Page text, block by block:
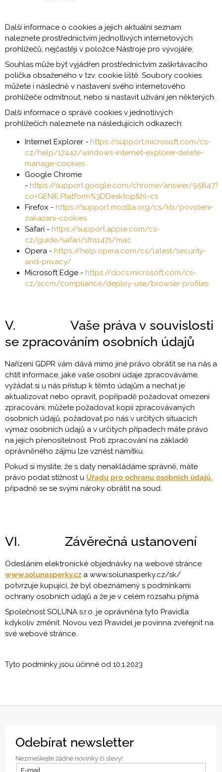
Další informace o cookies a jejich aktuální seznam
naleznete prostřednictvím jednotlivých internetových
prohlížečů, nejčastěji v položce Nástroje pro vývojáře.
Souhlas může být vyjádřen prostřednictvím zaškrtávacího
políčka obsaženého v tzv. cookie liště. Soubory cookies
můžete i následně v nastavení svého internetového
prohlížeče odmítnout, nebo si nastavit užívání jen některých.
Další informace o správě cookies v jednotlivých
prohlížečích naleznete na následujících odkazech:
Internet Explorer - https://support.microsoft.com/cs-
cz/help/17442/windows-internet-explorer-delete-
manage-cookies
Google Chrome
- https://support.google.com/chrome/answer/95647?
co=GENIE.Platform%3DDesktop&hl=cs
Firefox - https://support.mozilla.org/cs/kb/povoleni-
zakazani-cookies
Safari - https://support.apple.com/cs-
cz/guide/safari/sfri11471/mac
Opera - https://help.opera.com/cs/latest/security-
and-privacy/
Microsoft Edge - https://docs.microsoft.com/cs-
cz/sccm/compliance/deploy-use/browser-profiles
V. Vaše práva v souvislosti
se zpracováním osobních údajů
Nařízení GDPR vám dává mimo jiné právo obrátit se na nás a
chtít informace, jaké vaše osobní údaje zpracováváme,
vyžádat si u nás přístup k těmto údajům a nechat je
aktualizovat nebo opravit, popřípadě požadovat omezení
zpracování, můžete požadovat kopii zpracovávaných
osobních údajů, požadovat po nás v určitých situacích
výmaz osobních údajů a v určitých případech máte právo
na jejich přenositelnost. Proti zpracování na základě
oprávněného zájmu lze vznést námitku.
Pokud si myslíte, že s daty nenakládáme správně, máte
právo podat stížnost u Úřadu pro ochranu osobních údajů,
případně se se svými nároky obrátit na soud.
VI. Závěrečná ustanovení
Odesláním elektronické objednávky na webové stránce
www.solunasperky.cz a www.solunasperky.cz/sk/
potvrzuje kupující, že byl obeznámený s podmínkami
ochrany osobních údajů a že je v celém rozsahu přijmá
Společnost SOLUNA s.r.o. je oprávněna tyto Pravidla
kdykoliv změnit. Novou vezi Pravidel je povinna zveřejnit na
své webové stránce.
Tyto podmínky jsou účinné od 10.1.2023
Odebírat newsletter
Nezmeškejte žádné novinky či slevy!
E-mail